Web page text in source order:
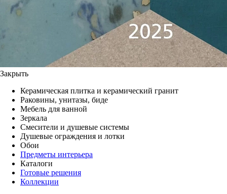
Закрыть
Керамическая плитка и керамический гранит
Раковины, унитазы, биде
Мебель для ванной
Зеркала
Смесители и душевые системы
Душевые ограждения и лотки
Обои
Предметы интерьера
Каталоги
Готовые решения
Коллекции